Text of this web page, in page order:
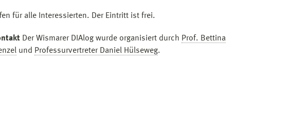
für alle Interessierten. Der Eintritt ist frei.
Der Wismarer DIAlog wurde organisiert durch Prof. Bettina
und Professurvertreter Daniel Hülseweg.